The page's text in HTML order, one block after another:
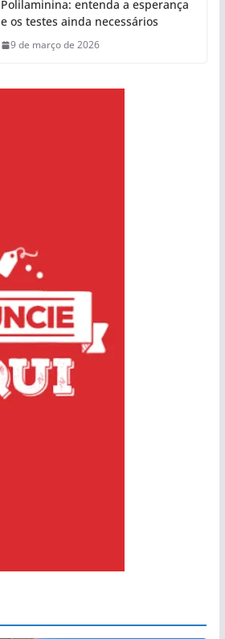
Polilaminina: entenda a esperança
e os testes ainda necessários
9 de março de 2026